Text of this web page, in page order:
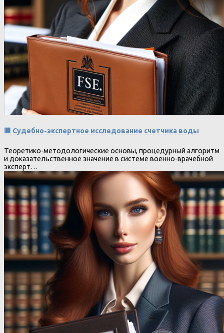
🟥 Судебно-экспертное исследование счетчика воды
Теоретико-методологические основы, процедурный алгоритм
и доказательственное значение в системе военно-врачебной
эксперт…